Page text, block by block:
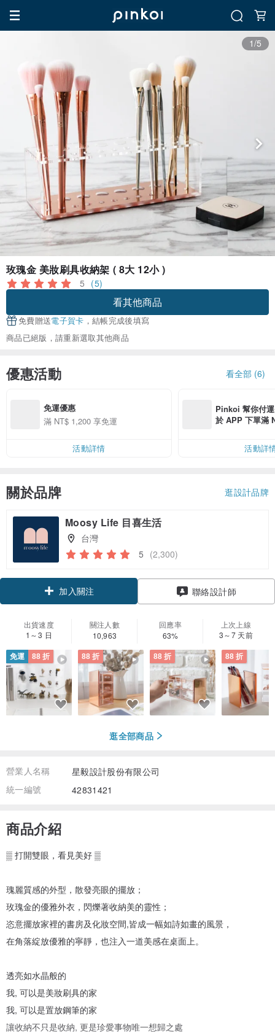
1/5
玫瑰金 美妝刷具收納架 ( 8大 12小 )
5 (5)
看其他商品
免費贈送電子賀卡 ，結帳完成後填寫
商品已絕版，請重新選取其他商品
優惠活動 看全部 (6)
免運優惠
滿 NT$ 1,200 享免運
活動詳情
Pinkoi 幫你付
於 APP 下單滿
活動詳
關於品牌 逛設計品牌
Moosy Life 目喜生活
台灣
5 (2,300)
加入關注 聯絡設計師
出貨速度
1～3 日
關注人數
10,963
回應率
63%
上次上線
3～7 天前
免運 88 折 88 折 88 折 88 折
逛全部商品
營業人名稱
星毅設計股份有限公司
統一編號
42831421
商品介紹
▒ 打開雙眼，看見美好 ▒
瑰麗質感的外型，散發亮眼的擺放；
玫瑰金的優雅外衣，閃爍著收納美的靈性；
恣意擺放家裡的書房及化妝空間,皆成一幅如詩如畫的風景，
在角落綻放優雅的寧靜，也注入一道美感在桌面上。
透亮如水晶般的
我, 可以是美妝刷具的家
我, 可以是置放鋼筆的家
讓收納不只是收納, 更是珍愛事物唯一想歸之處